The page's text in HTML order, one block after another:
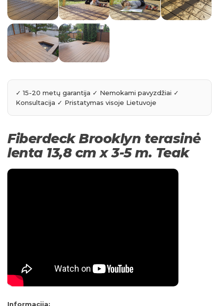
Fiberdeck Brooklyn terasinė
lenta 13,8 cm x 3-5 m. Teak
Informacija: